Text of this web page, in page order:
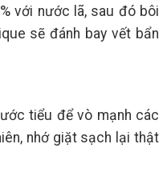
với nước lã, sau đó bôi
sẽ đánh bay vết bẩn
tiểu để vò mạnh các
nhớ giặt sạch lại thật